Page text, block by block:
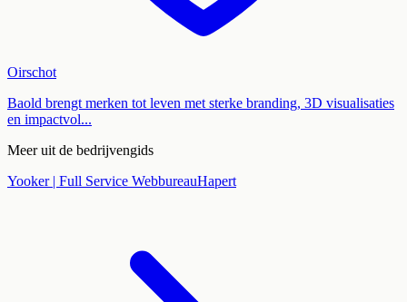
Oirschot
Baold brengt merken tot leven met sterke branding, 3D visualisaties
en impactvol...
Meer uit de bedrijvengids
Yooker | Full Service WebbureauHapert